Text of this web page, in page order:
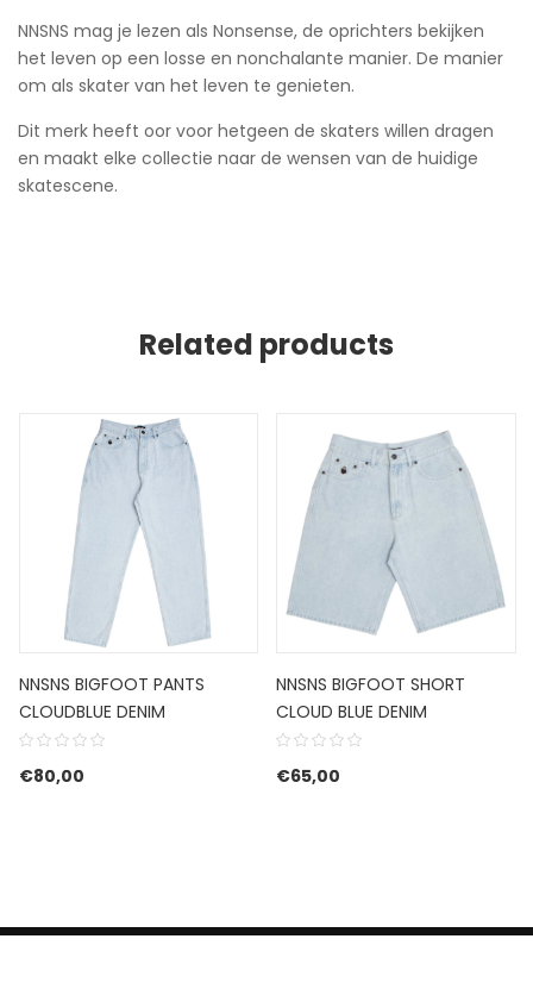
NNSNS mag je lezen als Nonsense, de oprichters bekijken
het leven op een losse en nonchalante manier. De manier
om als skater van het leven te genieten.
Dit merk heeft oor voor hetgeen de skaters willen dragen
en maakt elke collectie naar de wensen van de huidige
skatescene.
Related products
NNSNS BIGFOOT PANTS
CLOUDBLUE DENIM
€80,00
NNSNS BIGFOOT SHORT
CLOUD BLUE DENIM
€65,00